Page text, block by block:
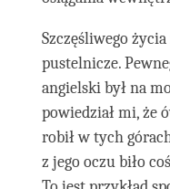
Szczęśliwego
pustelnicze.
angielski był na
powiedział mi, że
robił w tych
z jego oczu biło